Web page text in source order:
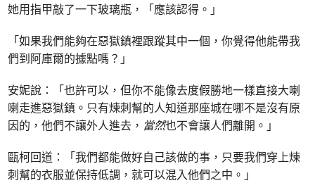
她用指甲敲了一下玻璃瓶，「應該認得。」
「如果我們能夠在惡獄鎮裡跟蹤其中一個，你覺得他能帶我
們到阿庫爾的據點嗎？」
安妮說：「也許可以，但你不能像去度假勝地一樣直接大喇
喇走進惡獄鎮。只有煉刺幫的人知道那座城在哪不是沒有原
因的，他們不讓外人進去， 當然也不會讓人們離開。」
甌柯回道：「我們都能做好自己該做的事，只要我們穿上煉
刺幫的衣服並保持低調，就可以混入他們之中。」